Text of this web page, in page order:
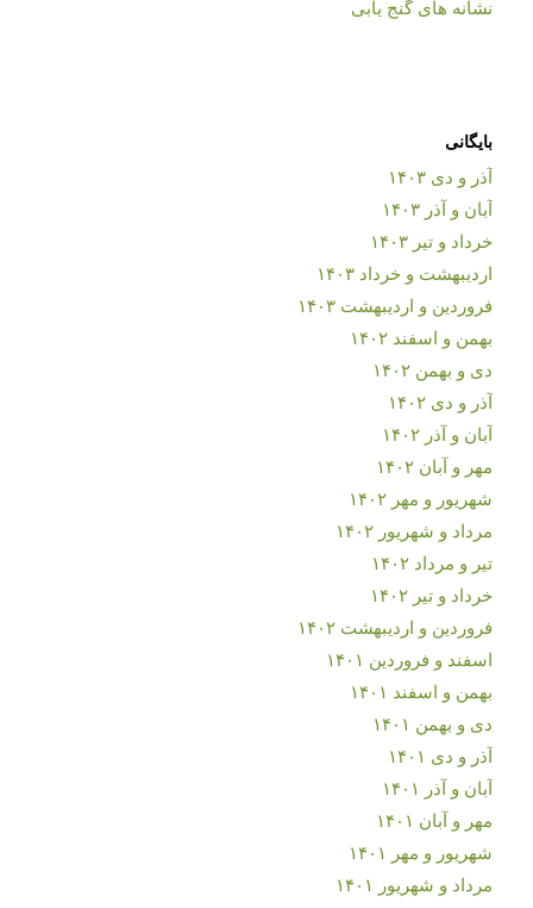
نشانه های گنج یابی
بایگانی
آذر و دی ۱۴۰۳
آبان و آذر ۱۴۰۳
خرداد و تیر ۱۴۰۳
اردیبهشت و خرداد ۱۴۰۳
فروردین و اردیبهشت ۱۴۰۳
بهمن و اسفند ۱۴۰۲
دی و بهمن ۱۴۰۲
آذر و دی ۱۴۰۲
آبان و آذر ۱۴۰۲
مهر و آبان ۱۴۰۲
شهریور و مهر ۱۴۰۲
مرداد و شهریور ۱۴۰۲
تیر و مرداد ۱۴۰۲
خرداد و تیر ۱۴۰۲
فروردین و اردیبهشت ۱۴۰۲
اسفند و فروردین ۱۴۰۱
بهمن و اسفند ۱۴۰۱
دی و بهمن ۱۴۰۱
آذر و دی ۱۴۰۱
آبان و آذر ۱۴۰۱
مهر و آبان ۱۴۰۱
شهریور و مهر ۱۴۰۱
مرداد و شهریور ۱۴۰۱